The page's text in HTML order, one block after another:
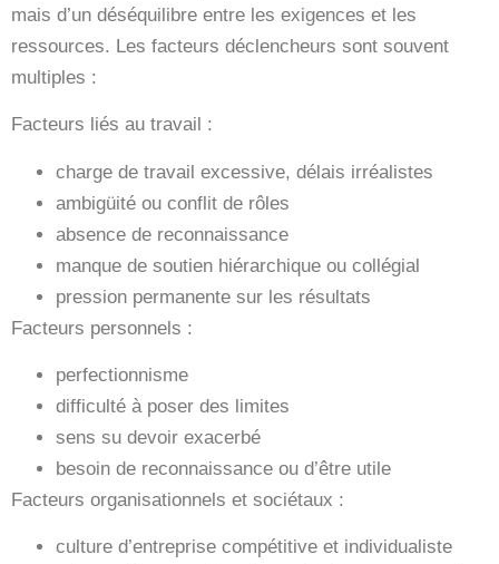
mais d’un déséquilibre entre les exigences et les
ressources. Les facteurs déclencheurs sont souvent
multiples :
Facteurs liés au travail :
charge de travail excessive, délais irréalistes
ambigüité ou conflit de rôles
absence de reconnaissance
manque de soutien hiérarchique ou collégial
pression permanente sur les résultats
Facteurs personnels :
perfectionnisme
difficulté à poser des limites
sens su devoir exacerbé
besoin de reconnaissance ou d’être utile
Facteurs organisationnels et sociétaux :
culture d’entreprise compétitive et individualiste